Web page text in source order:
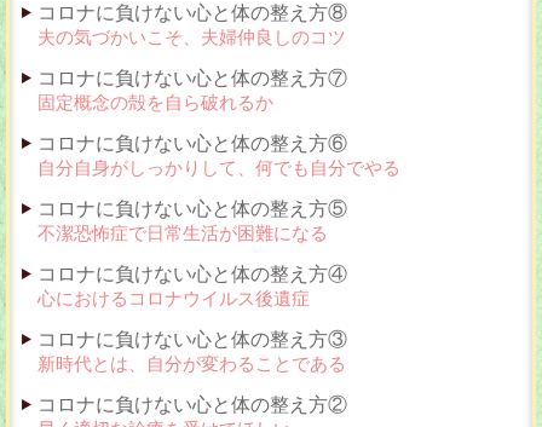
コロナに負けない心と体の整え方⑧
夫の気づかいこそ、夫婦仲良しのコツ
コロナに負けない心と体の整え方⑦
固定概念の殻を自ら破れるか
コロナに負けない心と体の整え方⑥
自分自身がしっかりして、何でも自分でやる
コロナに負けない心と体の整え方⑤
不潔恐怖症で日常生活が困難になる
コロナに負けない心と体の整え方④
心におけるコロナウイルス後遺症
コロナに負けない心と体の整え方③
新時代とは、自分が変わることである
コロナに負けない心と体の整え方②